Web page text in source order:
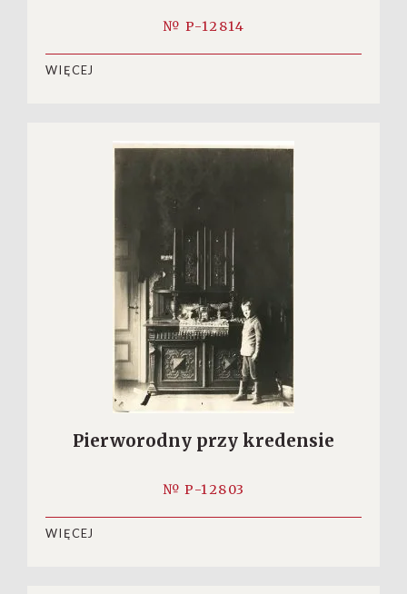
№ P-12814
WIĘCEJ
Pierworodny przy kredensie
№ P-12803
WIĘCEJ